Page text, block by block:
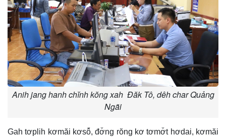
Anih jang hanh chĭnh kŏng xah Đăk Tô, dêh char Quảng
Ngãi
Gah tơplih kơmăi kơsô̆, đơ̆ng rŏng kơ tơmơ̆t hơdai, kơmăi